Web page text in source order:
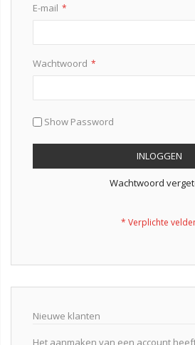
E-mail
Wachtwoord
Show Password
INLOGGEN
Wachtwoord
Nieuwe klanten
Het aanmaken van een account